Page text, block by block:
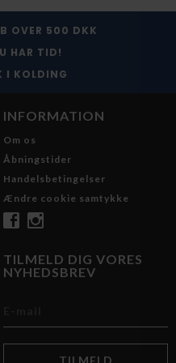
OVER 500 DKK
HAR TID!
I KOLDING
INFORMATION
Om os
Åbningstider
Handelsbetingelser
Ændre cookie samtykke
TILMELD DIG VORES
NYHEDSBREV